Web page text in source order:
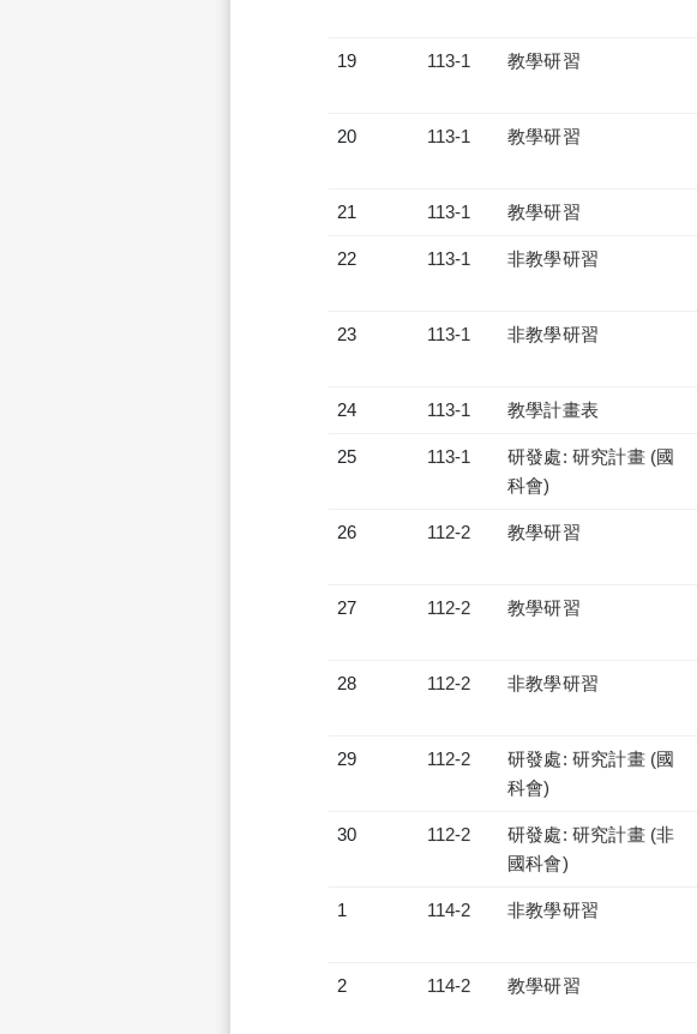
19 113-1 教學研習
20 113-1 教學研習
21 113-1 教學研習
22 113-1 非教學研習
23 113-1 非教學研習
24 113-1 教學計畫表
25 113-1
研發處: 研究計畫 (國
科會)
26 112-2 教學研習
27 112-2 教學研習
28 112-2 非教學研習
29 112-2
研發處: 研究計畫 (國
科會)
30 112-2
研發處: 研究計畫 (非
國科會)
1 114-2 非教學研習
2 114-2 教學研習